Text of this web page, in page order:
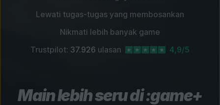
Lewati tugas-tugas yang membosankan
Nikmati lebih banyak game
Trustpilot: 37.926 ulasan 4,9/5
Main lebih seru di :game+